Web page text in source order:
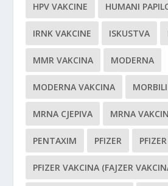
HPV VAKCINE HUMANI
IRNK VAKCINE ISKUSTVA
MMR VAKCINA MODERNA
MODERNA VAKCINA MORBILI
MRNA CJEPIVA MRNA
PENTAXIM PFIZER
PFIZER VAKCINA (FAJZER